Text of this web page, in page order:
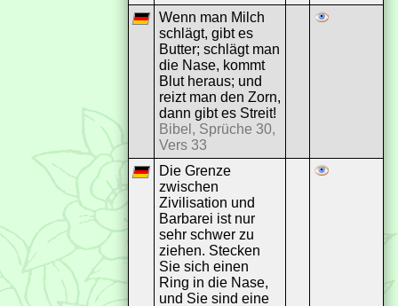
Wenn man Milch
schlägt, gibt es
Butter; schlägt man
die Nase, kommt
Blut heraus; und
reizt man den Zorn,
dann gibt es Streit!
Bibel, Sprüche 30,
Vers 33
Die Grenze
zwischen
Zivilisation und
Barbarei ist nur
sehr schwer zu
ziehen. Stecken
Sie sich einen
Ring in die Nase,
und Sie sind eine